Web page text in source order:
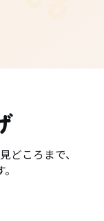
どころまで、